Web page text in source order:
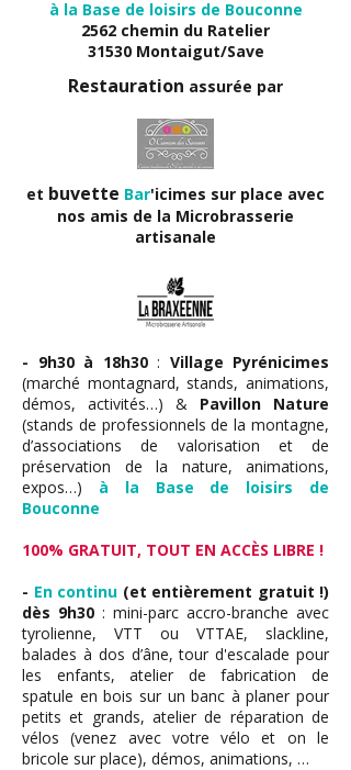
à la Base de loisirs de Bouconne
2562 chemin du Ratelier
31530 Montaigut/Save
Restauration assurée par
et buvette Bar'icimes sur place avec
nos amis de la Microbrasserie
artisanale
- 9h30 à 18h30 : Village Pyrénicimes
(marché montagnard, stands, animations,
démos, activités…) & Pavillon Nature
(stands de professionnels de la montagne,
d’associations de valorisation et de
préservation de la nature, animations,
expos…) à la Base de loisirs de
Bouconne
100% GRATUIT, TOUT EN ACCÈS LIBRE !
- En continu (et entièrement gratuit !)
dès 9h30 : mini-parc accro-branche avec
tyrolienne, VTT ou VTTAE, slackline,
balades à dos d’âne, tour d'escalade pour
les enfants, atelier de fabrication de
spatule en bois sur un banc à planer pour
petits et grands, atelier de réparation de
vélos (venez avec votre vélo et on le
bricole sur place), démos, animations, …